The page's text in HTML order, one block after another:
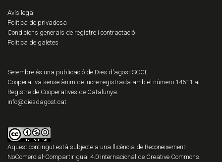
Avís legal
Política de privadesa
Condicions generals de registre i contractació
Política de galetes
Setembre és una publicació de Dies d'agost SCCL.
Cooperativa sense ànim de lucre registrada amb el número 14611 al
Registre de Cooperatives de Catalunya.
info@diesdagost.cat
Aquest contingut està subjecte a una llicència de Reconeixement-
NoComercial-CompartirIgual 4.0 Internacional de Creative Commons